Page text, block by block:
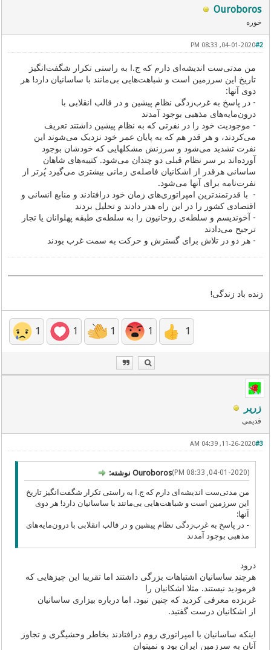
Ouroboros
خوره
#2
04-01-2020, 08:33 PM
من مدتی‌ست اندیشه‌ای دارم که ج.ا به راستی تکرار شگفت‌انگیز
تاریخ این سرزمین است و شباهت‌هایی بی‌مانند با ساسانیان دارد! هر
دوی آنها:
- در پاسخ به غرب‌زدگی نظام پیشین و در قالب انقلابی با
درون‌مایه‌های مذهبی بوجود آمدند
- موجودیت خود را در نفرتی که به نظام پیشین داشتند تعریف
می‌کردند، و هر قدر هم که به پایان عمر خود نزدیک می‌شوند این
نفرت تشدید می‌شود و سرزنش مشکلهایی که خودشان بوجود
آورده‌اند بر سر نظام قبلی دو چندان می‌شود. کتیبه‌های شاهان
ساسانی هرقدر از اشکانیان فاصله‌ی زمانی بیشتری می‌گیرد پُرتر از
نفرت‌نامه برای آنها می‌شود.
- با قدرتمندترین امپراتوری‌های زمان خود درافتادند و منابع انسانی و
اقتصادی کشور را در این راه هدر دادند و تحلیل بردند
- آخوندیسم و سلطه‌ی روحانیون را به سلطه‌ی طبقه پهلوانان یا تجار
ترجیح می‌دادند
- هر دو در تلاش برای گسترش و حرکت به سمت غرب بودند
زنده باد زندگی!
1 1 1 1 1
زریر
قدیمی
#3
11-26-2020, 04:39 AM
(04-01-2020, 08:33 PM) Ouroboros نوشته:
من مدتی‌ست اندیشه‌ای دارم که ج.ا به راستی تکرار شگفت‌انگیز تاریخ
این سرزمین است و شباهت‌هایی بی‌مانند با ساسانیان دارد! هر دوی
آنها:
- در پاسخ به غرب‌زدگی نظام پیشین و در قالب انقلابی با درون‌مایه‌های
مذهبی بوجود آمدند
درود
هرچند ساسانیان اشتباهات بزرگی داشتند اما تقریبا این چیزهایی که
فرمودید نیستند. مثلا اشکانیان را
غربزده معرفی کردید که چنین نبود. اما درباره بیزاری ساسانیان
از اشکانیان درست گفتید.
اینکه ساسانیان با امپراتوری روم درافتادند بخاطر وحشیگری و تجاوز
آنان به سرزمین ایران بود و نمیتوان